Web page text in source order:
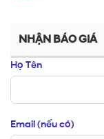
NHẬN BÁO GIÁ
Họ Tên
Email (nếu có)